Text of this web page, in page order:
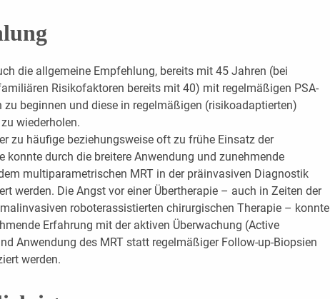
die allgemeine Empfehlung, bereits mit 45 Jahren (bei
Risikofaktoren bereits mit 40) mit regelmäßigen PSA-
zu beginnen und diese in regelmäßigen (risikoadaptierten)
wiederholen.
zu häufige beziehungsweise oft zu frühe Einsatz der
konnte durch die breitere Anwendung und zunehmende
multiparametrischen MRT in der präinvasiven Diagnostik
werden. Die Angst vor einer Übertherapie – auch in Zeiten der
roboterassistierten chirurgischen Therapie – konnte
Erfahrung mit der aktiven Überwachung (Active
Anwendung des MRT statt regelmäßiger Follow-up-Biopsien
werden.